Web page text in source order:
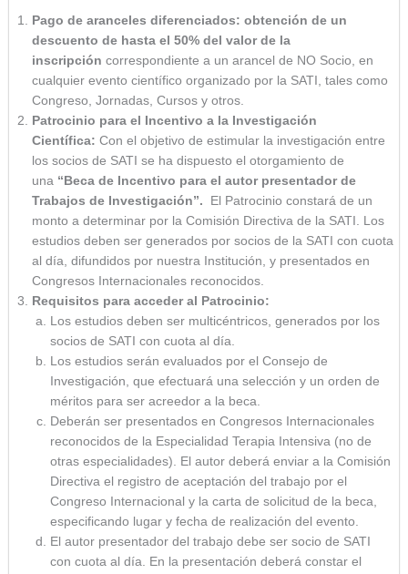
Pago de aranceles diferenciados: obtención de un
descuento de hasta el 50% del valor de la
inscripción correspondiente a un arancel de NO Socio, en
cualquier evento científico organizado por la SATI, tales como
Congreso, Jornadas, Cursos y otros.
Patrocinio para el Incentivo a la Investigación
Científica: Con el objetivo de estimular la investigación entre
los socios de SATI se ha dispuesto el otorgamiento de
una “Beca de Incentivo para el autor presentador de
Trabajos de Investigación”.
El Patrocinio constará de un
monto a determinar por la Comisión Directiva de la SATI. Los
estudios deben ser generados por socios de la SATI con cuota
al día, difundidos por nuestra Institución, y presentados en
Congresos Internacionales reconocidos.
Requisitos para acceder al Patrocinio:
Los estudios deben ser multicéntricos, generados por los
socios de SATI con cuota al día.
Los estudios serán evaluados por el Consejo de
Investigación, que efectuará una selección y un orden de
méritos para ser acreedor a la beca.
Deberán ser presentados en Congresos Internacionales
reconocidos de la Especialidad Terapia Intensiva (no de
otras especialidades). El autor deberá enviar a la Comisión
Directiva el registro de aceptación del trabajo por el
Congreso Internacional y la carta de solicitud de la beca,
especificando lugar y fecha de realización del evento.
El autor presentador del trabajo debe ser socio de SATI
con cuota al día. En la presentación deberá constar el